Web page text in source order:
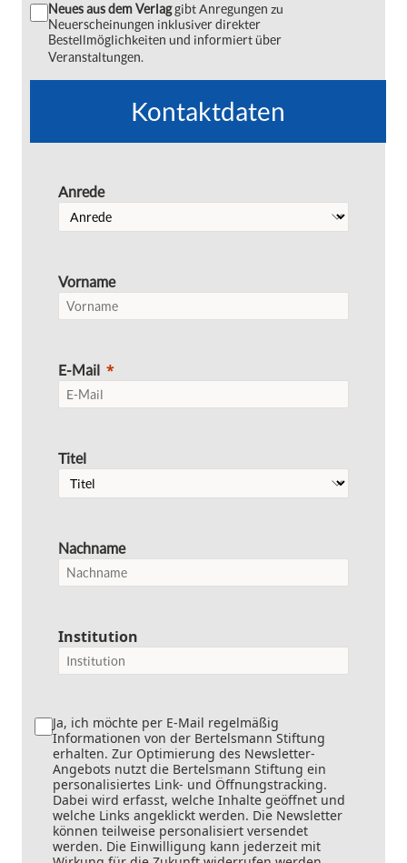
Neues aus dem Verlaggibt Anregungen zu
Neuerscheinungen inklusiver direkter
Bestellmöglichkeiten und informiert über
Veranstaltungen.
Kontaktdaten
Anrede
Vorname
E-Mail
Titel
Nachname
Institution
Ja, ich möchte per E-Mail regelmäßig
Informationen von der Bertelsmann Stiftung
erhalten. Zur Optimierung des Newsletter-
Angebots nutzt die Bertelsmann Stiftung ein
personalisiertes Link- und Öffnungstracking.
Dabei wird erfasst, welche Inhalte geöffnet und
welche Links angeklickt werden. Die Newsletter
können teilweise personalisiert versendet
werden. Die Einwilligung kann jederzeit mit